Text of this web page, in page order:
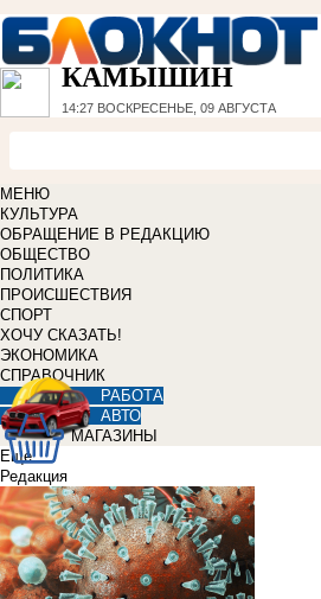
КАМЫШИН
14:27 ВОСКРЕСЕНЬЕ, 09 АВГУСТА
МЕНЮ
КУЛЬТУРА
ОБРАЩЕНИЕ В РЕДАКЦИЮ
ОБЩЕСТВО
ПОЛИТИКА
ПРОИСШЕСТВИЯ
СПОРТ
ХОЧУ СКАЗАТЬ!
ЭКОНОМИКА
СПРАВОЧНИК
РАБОТА
АВТО
МАГАЗИНЫ
Еще
Редакция